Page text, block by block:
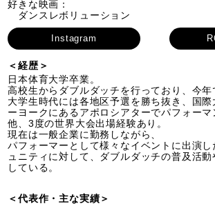
好きな映画：
ダンスレボリューション
Instagram
＜経歴＞
日本体育大学卒業。
高校生からダブルダッチを行っており、今年
大学生時代には各地区予選を勝ち抜き、国際
ーヨークにあるアポロシアターでパフォー
他、3度の世界大会出場経験あり。
現在は一般企業に勤務しながら、
パフォーマーとして様々なイベントに出演し
ュニティに対して、ダブルダッチの普及活
している。
＜代表作・主な実績＞